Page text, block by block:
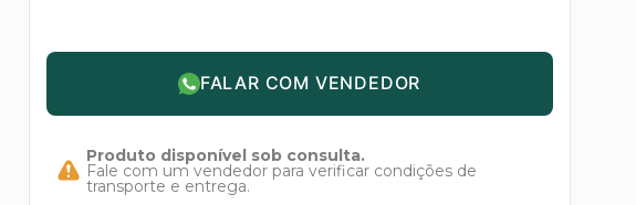
FALAR COM VENDEDOR
Produto disponível sob consulta.
Fale com um vendedor para verificar condições de
transporte e entrega.